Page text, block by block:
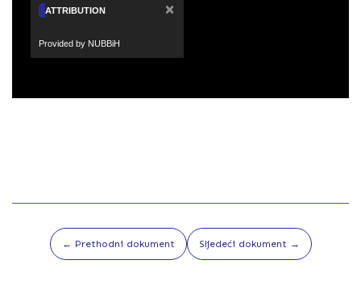
ATTRIBUTION ×
Provided by NUBBiH
← Prethodni dokument Sljedeći dokument →